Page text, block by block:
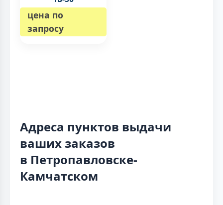
цена по
запросу
Адреса пунктов выдачи
ваших заказов
в Петропавловске-
Камчатском